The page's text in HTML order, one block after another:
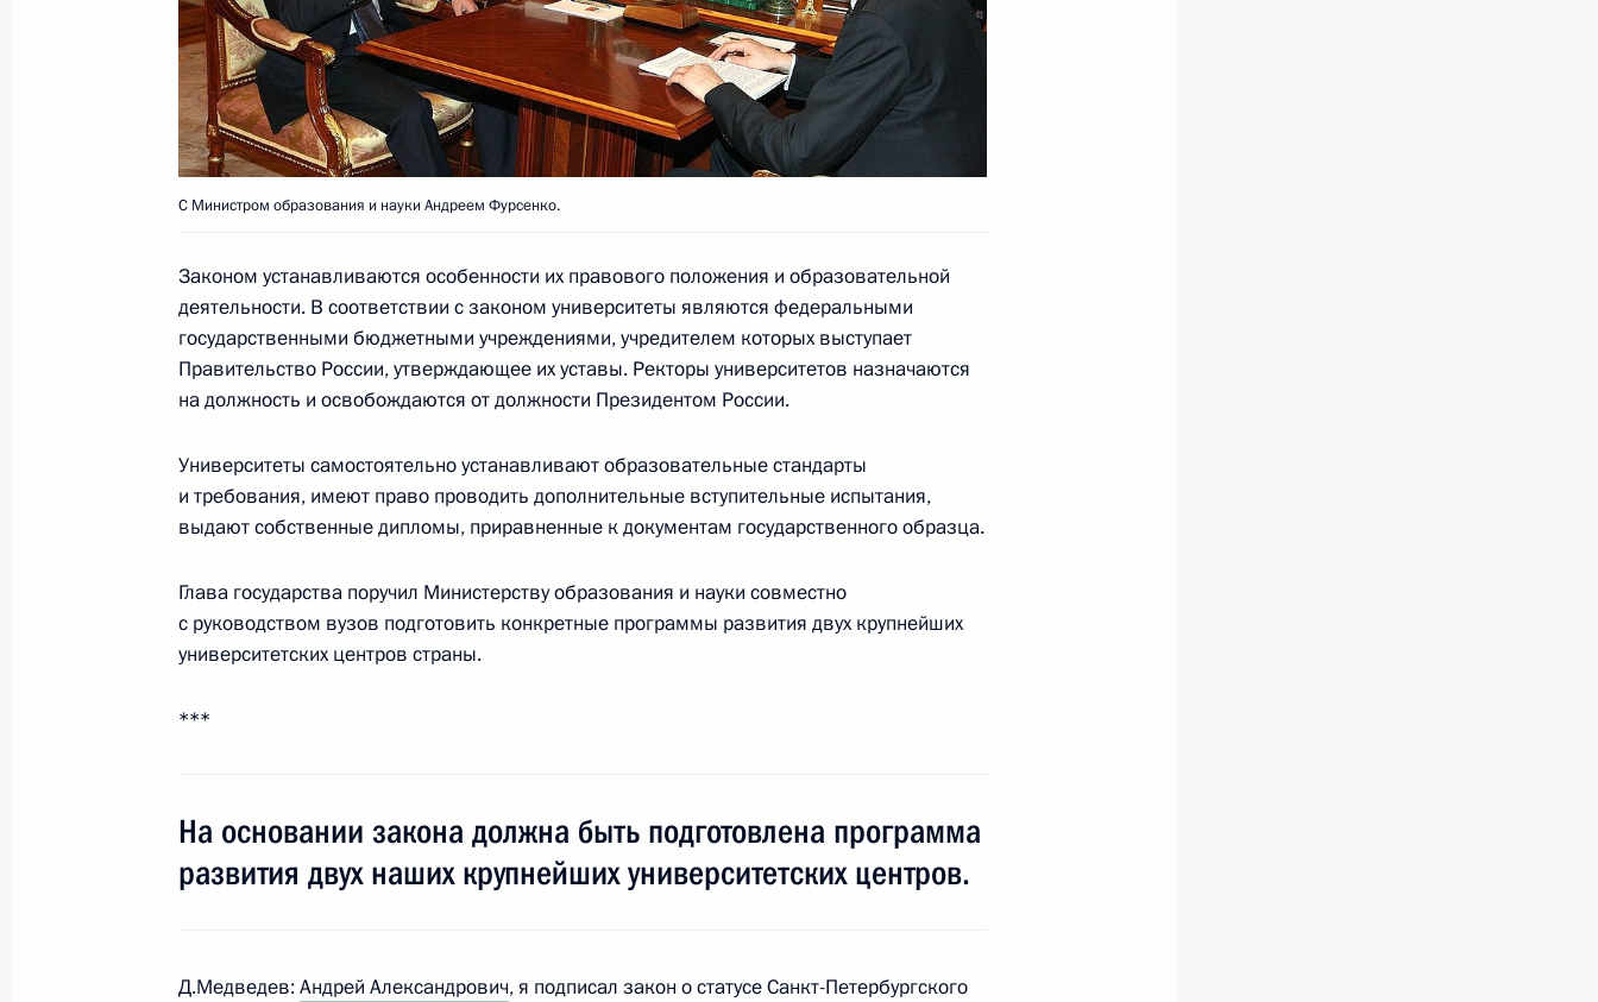
15 ноября 2009 года, 11:20
Состоялась встреча Дмитрия Медведева с Премьер-министром
Японии Юкио Хатоямой
15 ноября 2009 года, 09:30 Сингапур
Лидеры стран АТЭС приняли итоговую декларацию
15 ноября 2009 года, 08:10
Дмитрий Медведев принял участие в неформальной встрече
на высшем уровне по подготовке декабрьской конференции
в Копенгагене по проблеме изменения климата
Минобороны и МЧС поручено установить причины инцидента
2
С Министром образования и науки Андреем Фурсенко.
Законом устанавливаются особенности их правового положения и образовательной
деятельности. В соответствии с законом университеты являются федеральными
государственными бюджетными учреждениями, учредителем которых выступает
Правительство России, утверждающее их уставы. Ректоры университетов назначаются
на должность и освобождаются от должности Президентом России.
Университеты самостоятельно устанавливают образовательные стандарты
и требования, имеют право проводить дополнительные вступительные испытания,
выдают собственные дипломы, приравненные к документам государственного образца.
Глава государства поручил Министерству образования и науки совместно
с руководством вузов подготовить конкретные программы развития двух крупнейших
университетских центров страны.
***
На основании закона должна быть подготовлена программа
развития двух наших крупнейших университетских центров.
Д.Медведев:Андрей Александрович, я подписал закон о статусе Санкт-Петербургского